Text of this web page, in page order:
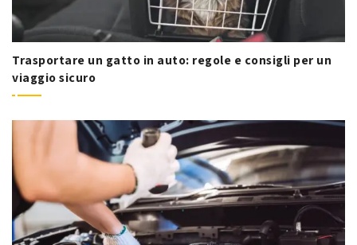
Trasportare un gatto in auto: regole e consigli per un
viaggio sicuro